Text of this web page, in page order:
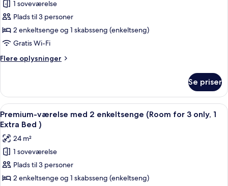
af
Værelse
(for
3
Superior
Extra
Bed)
1 soveværelse
Plads til 3 personer
2 enkeltsenge og 1 skabsseng (enkeltseng)
Gratis Wi-Fi
Flere oplysninger
Flere
(for
Only,
Superior
+
Extra
Bed)
Se priser
Indlæs
alle
billeder
af
Premium-
værelse
med
Et hotelværelse med to senge, et
7
Premium-værelse med 2 enkeltsenge (Room for 3 only, 1
Extra Bed )
24 m²
1 soveværelse
Plads til 3 personer
2 enkeltsenge og 1 skabsseng (enkeltseng)